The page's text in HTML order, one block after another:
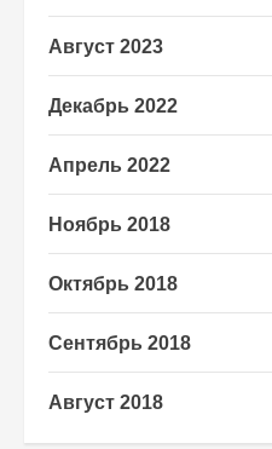
Август 2023
Декабрь 2022
Апрель 2022
Ноябрь 2018
Октябрь 2018
Сентябрь 2018
Август 2018